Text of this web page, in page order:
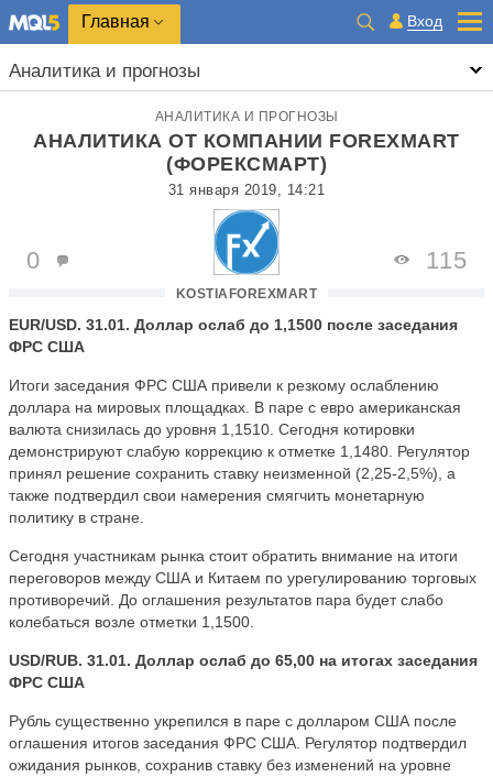
Главная Вход
Аналитика и прогнозы
АНАЛИТИКА И ПРОГНОЗЫ
АНАЛИТИКА ОТ КОМПАНИИ FOREXMART
(ФОРЕКСМАРТ)
31 января 2019, 14:21
KOSTIAFOREXMART
0 115
EUR/USD. 31.01. Доллар ослаб до 1,1500 после заседания
ФРС США
Итоги заседания ФРС США привели к резкому ослаблению
доллара на мировых площадках. В паре с евро американская
валюта снизилась до уровня 1,1510. Сегодня котировки
демонстрируют слабую коррекцию к отметке 1,1480. Регулятор
принял решение сохранить ставку неизменной (2,25-2,5%), а
также подтвердил свои намерения смягчить монетарную
политику в стране.
Сегодня участникам рынка стоит обратить внимание на итоги
переговоров между США и Китаем по урегулированию торговых
противоречий. До оглашения результатов пара будет слабо
колебаться возле отметки 1,1500.
USD/RUB. 31.01. Доллар ослаб до 65,00 на итогах заседания
ФРС США
Рубль существенно укрепился в паре с долларом США после
оглашения итогов заседания ФРС США. Регулятор подтвердил
ожидания рынков, сохранив ставку без изменений на уровне